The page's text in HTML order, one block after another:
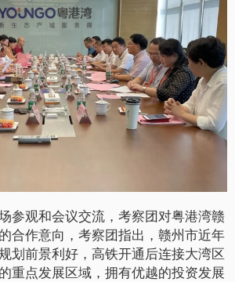
参观和会议交流，考察团对粤港湾赣
合作意向，考察团指出，赣州市近年
划前景利好，高铁开通后连接大湾区
重点发展区域，拥有优越的投资发展